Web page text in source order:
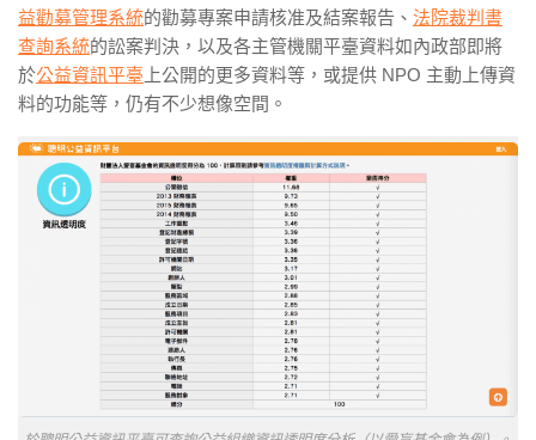
益勸募管理系統的勸募專案申請核准及結案報告、 法院裁判書
查詢系統的訟案判決，以及各主管機關平臺資料如內政部即將
於公益資訊平臺 上公開的更多資料等，或提供 NPO 主動上傳資
料的功能等，仍有不少想像空間。